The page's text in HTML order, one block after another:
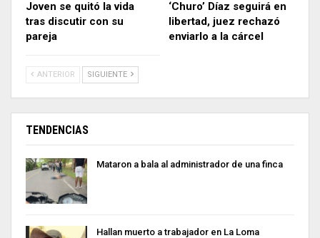
Joven se quitó la vida
tras discutir con su
pareja
‘Churo’ Díaz seguirá en
libertad, juez rechazó
enviarlo a la cárcel
ANTERIOR SIGUIENTE
TENDENCIAS
Mataron a bala al administrador de una finca
Hallan muerto a trabajador en La Loma